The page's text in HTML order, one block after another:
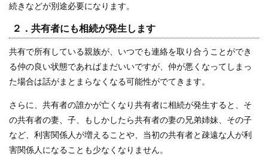
続きなどが別途必要になります。
２．共有者にも相続が発生します
共有で所有している親族が、いつでも連絡を取り合うことができ
る仲の良い状態であればまだいいですが、仲が悪くなってしまっ
た場合は話がまとまらなくなる可能性がでてきます。
さらに、共有者の誰かが亡くなり共有者に相続が発生すると、そ
の共有者の妻、子、もしかしたら共有者の妻の兄弟姉妹、その子
など、利害関係人が増えることや、当初の共有者と疎遠な人が利
害関係人になることも少なくなりません。